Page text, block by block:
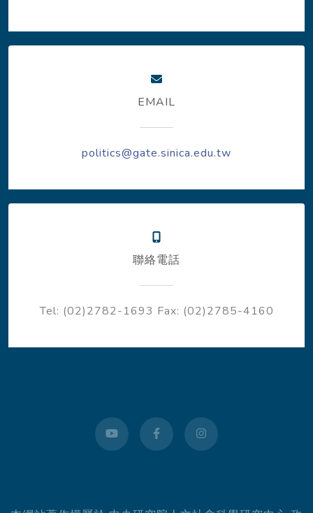
EMAIL
politics@gate.sinica.edu.tw
聯絡電話
Tel: (02)2782-1693 Fax: (02)2785-4160
youtube facebookinstagram